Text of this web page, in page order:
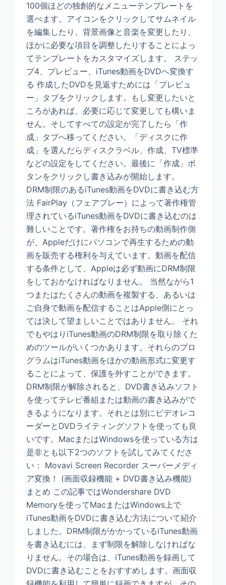
100個ほどの独創的なメニューテンプレートを
選べます。アイコンをクリックしてサムネイル
を編集したり、背景画像と音楽を変更したり、
ほかに必要な項目を調整したりすることによっ
てテンプレートをカスタマイズします。 ステッ
プ4、プレビュー、iTunes動画をDVDへ変換す
る 作成したDVDを見返すためには「プレビュ
ー」タブをクリックします。もし変更したいと
ころがあれば、必要に応じて変更しても構いま
せん。そしてすべての設定が完了したら「作
成」タブへ移ってください。「ディスクに作
成」を選んだらディスクラベル、作成、TV標準
などの設定をしてください。最後に「作成」ボ
タンをクリックし書き込みが開始します。
DRM制限のあるiTunes動画をDVDに書き込む方
法 FairPlay（フェアプレー）によって著作権管
理されているiTunes動画をDVDに書き込むのは
難しいことです。著作権をお持ちの動画制作側
が、Appleだけにパソコンで再生するための動
画を販売する権利を与えています。動画を配信
する条件として、Appleは必ず動画にDRM制限
をしておかなければなりません。 当然ながら1
つまたはたくさんの動画を複製する、あるいは
ご自身で動画を配信することはApple側にとっ
ては決して望ましいことではありません。 それ
でもやはりiTunes動画のDRM制限を取り除くた
めのツールがいくつかあります。それらのプロ
グラムはiTunes動画をほかの動画形式に変更す
ることによって、保護を外すことができます。
DRM制限が解除されると、DVD書き込みソフト
を使ってテレビ番組または動画の書き込みがで
きるようになります。それとは別にビデオレコ
ーダーとDVDライティングソフトを使っても良
いです。MacまたはWindowsを使っている方は
是非とも以下2つのソフトを試してみてくださ
い： Movavi Screen Recorder スーパーメディ
ア変換！ (画面収録機能 + DVD書き込み機能)
まとめ この記事ではWondershare DVD
Memoryを使ってMacまたはWindows上で
iTunes動画をDVDに書き込む方法について紹介
しました。DRM制限がかかっているiTunes動画
を書き込むには、まず制限を解除しなければな
りません。その場合は、iTunes動画を録画して
DVDに書き込むことをおすすめします。画面収